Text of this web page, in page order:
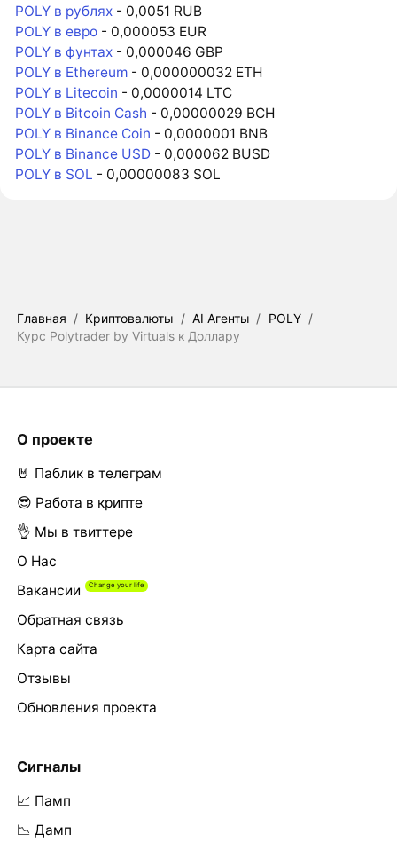
POLY в рублях - 0,0051 RUB
POLY в евро - 0,000053 EUR
POLY в фунтах - 0,000046 GBP
POLY в Ethereum - 0,000000032 ETH
POLY в Litecoin - 0,0000014 LTC
POLY в Bitcoin Cash - 0,00000029 BCH
POLY в Binance Coin - 0,0000001 BNB
POLY в Binance USD - 0,000062 BUSD
POLY в SOL - 0,00000083 SOL
Главная / Криптовалюты / AI Агенты / POLY /
Курс Polytrader by Virtuals к Доллару
О проекте
🤘 Паблик в телеграм
😎 Работа в крипте
👌 Мы в твиттере
О Нас
Вакансии
Обратная связь
Карта сайта
Отзывы
Обновления проекта
Сигналы
📈 Памп
📉 Дамп